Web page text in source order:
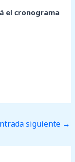
el cronograma
siguiente →